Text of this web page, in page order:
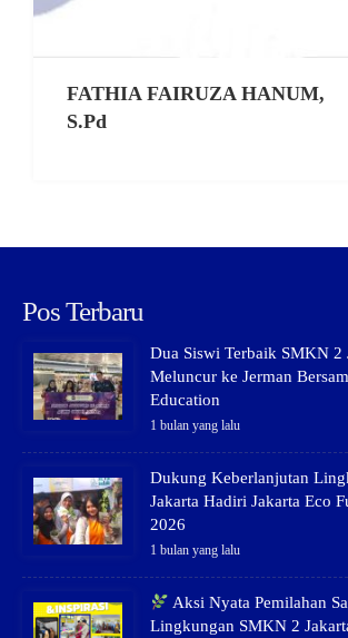
FATHIA FAIRUZA HANUM,
S.Pd
Pos Terbaru
Dua Siswi Terbaik SMKN 2
Meluncur ke Jerman
Education
1 bulan yang lalu
Dukung Keberlanjutan
Jakarta Hadiri Jakarta Eco
2026
1 bulan yang lalu
Aksi Nyata Pemilahan
Lingkungan SMKN 2